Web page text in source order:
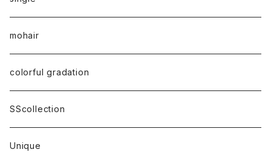
mohair
colorful gradation
SScollection
Unique